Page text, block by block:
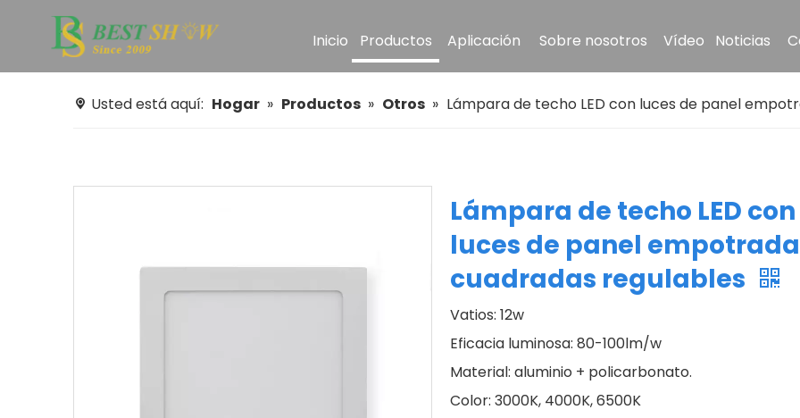
Inicio Productos Aplicación Sobre nosotros Vídeo Noticias
Usted está aquí: Hogar » Productos » Otros » Lámpara de techo LED con luces de panel
Lámpara de techo LED con
luces de panel
cuadradas regulables
Vatios: 12w
Eficacia luminosa: 80-100lm/w
Material: aluminio + policarbonato.
Color: 3000K, 4000K, 6500K